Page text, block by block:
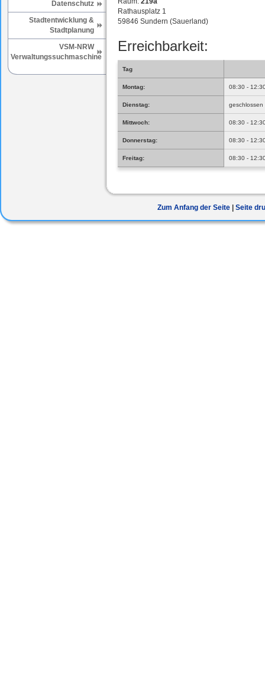
Datenschutz
Stadtentwicklung &
Stadtplanung
VSM-NRW
Verwaltungssuchmaschine
Rathausplatz 1
59846 Sundern (Sauerland)
Erreichbarkeit:
Tag
Montag: 08:30 -
Dienstag: geschlossen
Mittwoch: 08:30 -
Donnerstag: 08:30 -
Freitag: 08:30 -
Zum Anfang der Seite Seite